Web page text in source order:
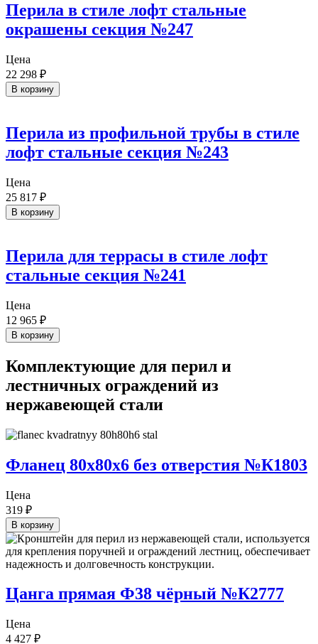
Перила в стиле лофт стальные
окрашены секция №247
Цена
22 298 ₽
В корзину
Перила из профильной трубы в стиле
лофт стальные секция №243
Цена
25 817 ₽
В корзину
Перила для террасы в стиле лофт
стальные секция №241
Цена
12 965 ₽
В корзину
Комплектующие для перил и
лестничных ограждений из
нержавеющей стали
Фланец 80х80х6 без отверстия №К1803
Цена
319 ₽
В корзину
Цанга прямая Ф38 чёрный №К2777
Цена
4 427 ₽